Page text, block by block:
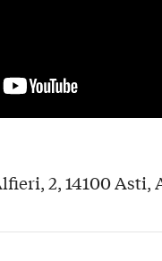
2, 14100 Asti,